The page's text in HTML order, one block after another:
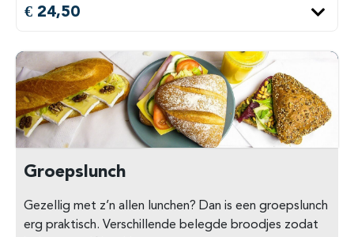
€ 24,50
Groepslunch
Gezellig met z’n allen lunchen? Dan is een groepslunch
erg praktisch. Verschillende belegde broodjes zodat